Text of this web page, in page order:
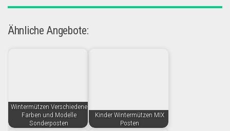
Ähnliche Angebote:
Wintermützen Verschiedene
Farben und Modelle
Sonderposten
Kinder Wintermützen MIX
Posten